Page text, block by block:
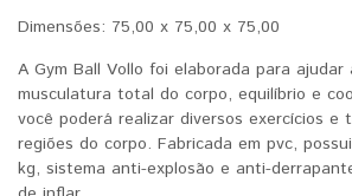
Dimensões: 75,00 x 75,00 x 75,00
A Gym Ball Vollo foi elaborada para ajudar
musculatura total do corpo, equilíbrio e
você poderá realizar diversos exercícios e
regiões do corpo. Fabricada em pvc,
kg, sistema anti-explosão e anti-